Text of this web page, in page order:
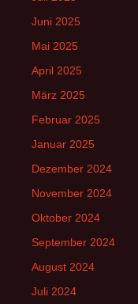
Juni 2025
Mai 2025
April 2025
März 2025
Februar 2025
Januar 2025
Dezember 2024
November 2024
Oktober 2024
September 2024
August 2024
Juli 2024